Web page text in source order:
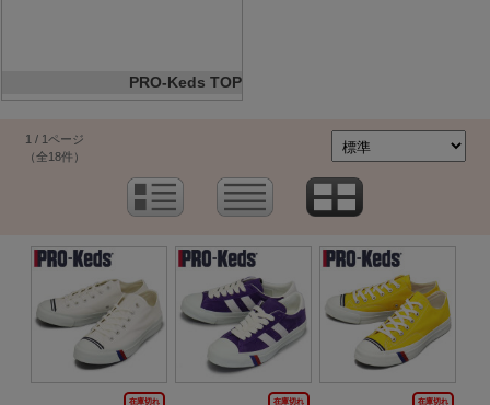
PRO-Keds TOP
1 / 1ページ
（全18件）
在庫切れ 在庫切れ 在庫切れ